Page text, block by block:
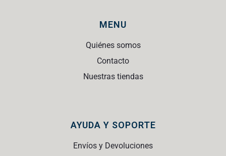
MENU
Quiénes somos
Contacto
Nuestras tiendas
AYUDA Y SOPORTE
Envíos y Devoluciones